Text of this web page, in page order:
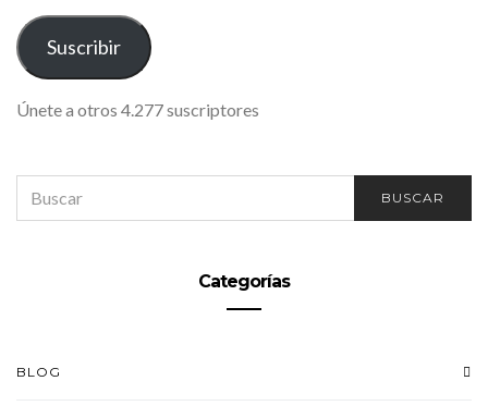
CORREO
ELECTRÓNICO
Suscribir
Únete a otros 4.277 suscriptores
FOR:
BUSCAR
Categorías
BLOG